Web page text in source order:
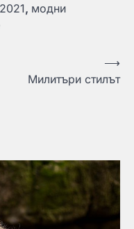
, модни
Милитъри стилът
⟶